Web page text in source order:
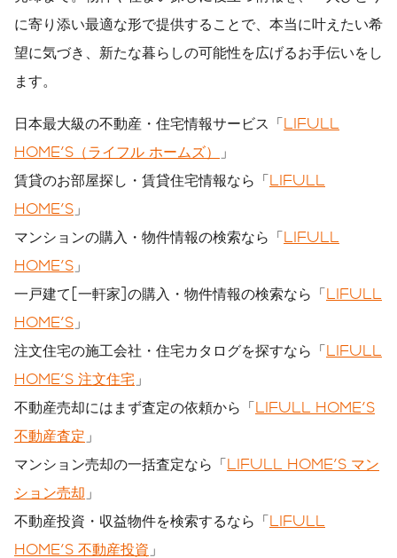
に寄り添い最適な形で提供することで、本当に叶えたい希
望に気づき、新たな暮らしの可能性を広げるお手伝いをし
ます。
日本最大級の不動産・住宅情報サービス「LIFULL
HOME'S（ライフル ホームズ）
」
賃貸のお部屋探し・賃貸住宅情報なら「LIFULL
HOME'S 」
マンションの購入・物件情報の検索なら「LIFULL
HOME'S 」
一戸建て[一軒家]の購入・物件情報の検索なら「LIFULL
HOME'S 」
注文住宅の施工会社・住宅カタログを探すなら「LIFULL
HOME'S 注文住宅 」
不動産売却にはまず査定の依頼から「LIFULL HOME'S
不動産査定 」
マンション売却の一括査定なら「LIFULL HOME'S マン
ション売却 」
不動産投資・収益物件を検索するなら「LIFULL
HOME'S 不動産投資 」